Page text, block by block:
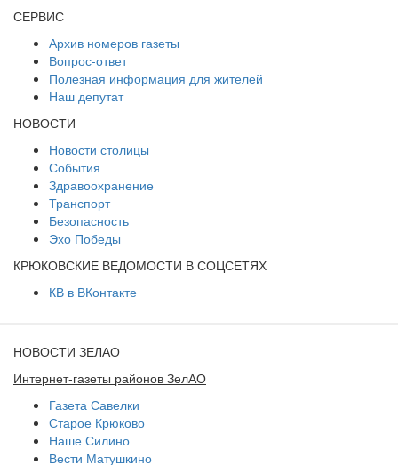
СЕРВИС
Архив номеров газеты
Вопрос-ответ
Полезная информация для жителей
Наш депутат
НОВОСТИ
Новости столицы
События
Здравоохранение
Транспорт
Безопасность
Эхо Победы
КРЮКОВСКИЕ ВЕДОМОСТИ В СОЦСЕТЯХ
КВ в ВКонтакте
НОВОСТИ ЗЕЛАО
Интернет-газеты районов ЗелАО
Газета Савелки
Старое Крюково
Наше Силино
Вести Матушкино